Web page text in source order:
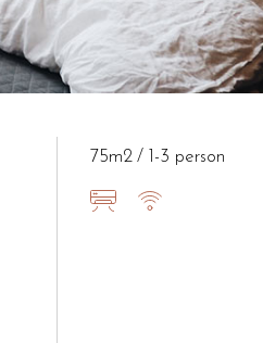
75m2 1-3 person